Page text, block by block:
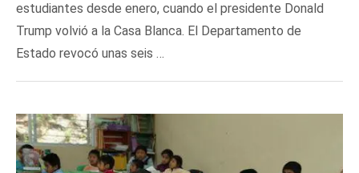
estudiantes desde enero, cuando el presidente Donald
Trump volvió a la Casa Blanca. El Departamento de
Estado revocó unas seis …